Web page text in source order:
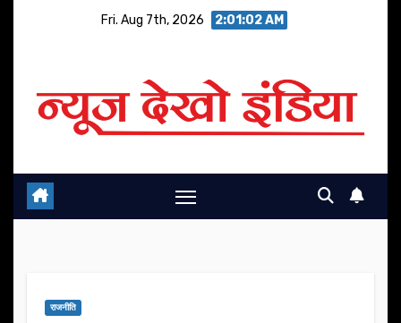
Fri. Aug 7th, 2026 2:01:03 AM
राजनीति